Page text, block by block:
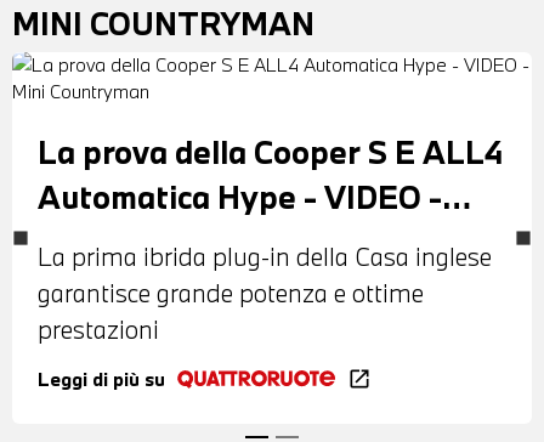
MINI COUNTRYMAN
La prova della Cooper S E ALL4
Automatica Hype - VIDEO -
Mini Countryman
La prima ibrida plug-in della Casa inglese
garantisce grande potenza e ottime
prestazioni
Leggi di più su open_in_new